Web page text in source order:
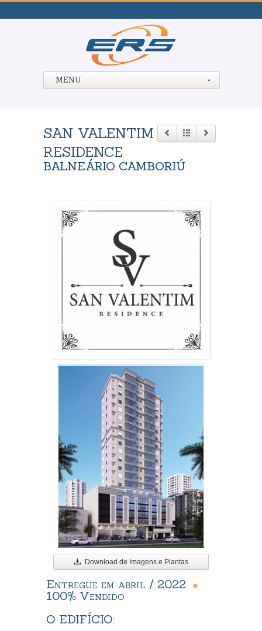
MENU
SAN VALENTIM
RESIDENCE
BALNEÁRIO CAMBORIÚ
Download de Imagens e Plantas
Entregue em abril / 2022
100% Vendido
O EDIFÍCIO: